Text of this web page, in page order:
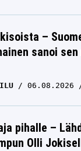
–
sanoi
06.08.2026
pihalle –
Olli